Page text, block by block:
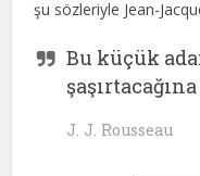
şu sözleriyle Jean-
Bu küçük
J. J. Rousseau